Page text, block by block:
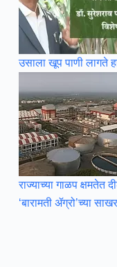
उसाला खूप पाणी लागते
राज्याच्या गाळप क्षमतेत
‘बारामती ॲग्रो’च्या